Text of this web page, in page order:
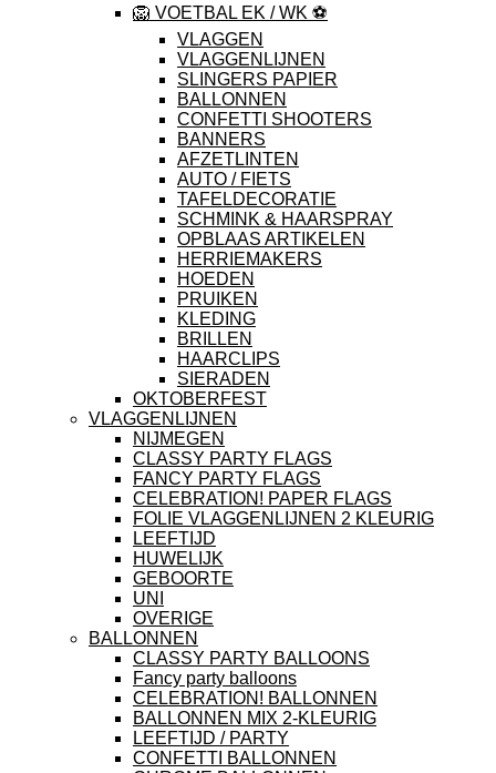
🦁 VOETBAL EK / WK ⚽️
VLAGGEN
VLAGGENLIJNEN
SLINGERS PAPIER
BALLONNEN
CONFETTI SHOOTERS
BANNERS
AFZETLINTEN
AUTO / FIETS
TAFELDECORATIE
SCHMINK & HAARSPRAY
OPBLAAS ARTIKELEN
HERRIEMAKERS
HOEDEN
PRUIKEN
KLEDING
BRILLEN
HAARCLIPS
SIERADEN
OKTOBERFEST
VLAGGENLIJNEN
NIJMEGEN
CLASSY PARTY FLAGS
FANCY PARTY FLAGS
CELEBRATION! PAPER FLAGS
FOLIE VLAGGENLIJNEN 2 KLEURIG
LEEFTIJD
HUWELIJK
GEBOORTE
UNI
OVERIGE
BALLONNEN
CLASSY PARTY BALLOONS
Fancy party balloons
CELEBRATION! BALLONNEN
BALLONNEN MIX 2-KLEURIG
LEEFTIJD / PARTY
CONFETTI BALLONNEN